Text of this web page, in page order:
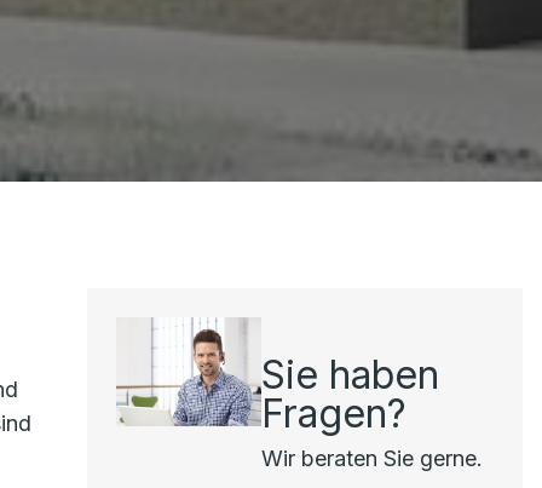
Sie haben
Fragen?
Wir beraten Sie gerne.